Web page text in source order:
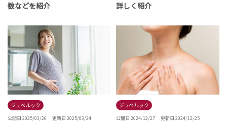
数などを紹介
詳しく紹介
ジュベルック
公開日 2025/03/26 更新日 2025/03/24
ジュベルック
公開日 2024/12/27 更新日 2024/12/25